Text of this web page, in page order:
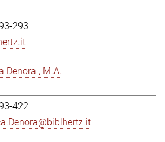
293
Denora , M.A.
422